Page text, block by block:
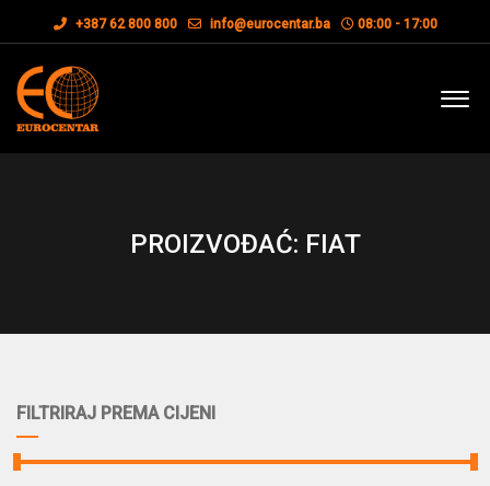
+387 62 800 800 info@eurocentar.ba 08:00 - 17:00
PROIZVOĐAĆ: FIAT
FILTRIRAJ PREMA CIJENI